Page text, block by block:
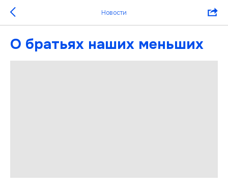
Новости
О братьях наших меньших